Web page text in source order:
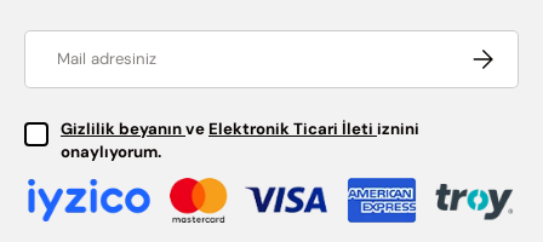
Abone ol
Gizlilik beyanınve Elektronik Ticari İleti iznini
onaylıyorum.